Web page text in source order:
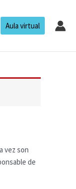
Aula virtual
vez son
de